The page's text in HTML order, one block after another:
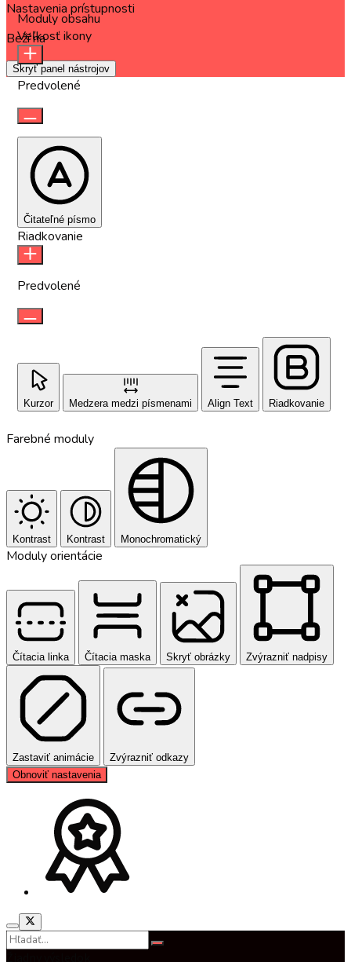
Nastavenia prístupnosti
Beží naOneTap
Skryť panel nástrojov
Moduly obsahu
Veľkosť ikony
Predvolené
Čitateľné písmo
Riadkovanie
Predvolené
Kurzor Medzera medzi písmenami Align Text Riadkovanie
Farebné moduly
Kontrast Kontrast Monochromatický
Moduly orientácie
Čítacia linka Čítacia maska Skryť obrázky Zvýrazniť nadpisy
Zastaviť animácie
Zvýrazniť odkazy
Obnoviť nastavenia